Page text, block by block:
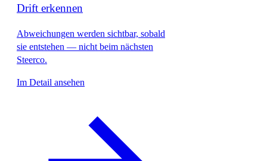
Drift erkennen
Abweichungen werden sichtbar, sobald
sie entstehen — nicht beim nächsten
Steerco.
Im Detail ansehen